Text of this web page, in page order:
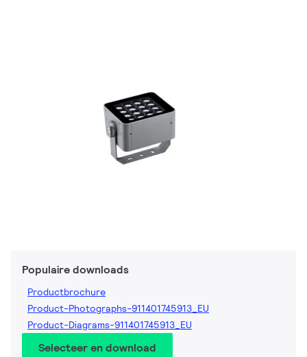
Populaire downloads
Productbrochure
Product-Photographs-911401745913_EU
Product-Diagrams-911401745913_EU
Selecteer en download